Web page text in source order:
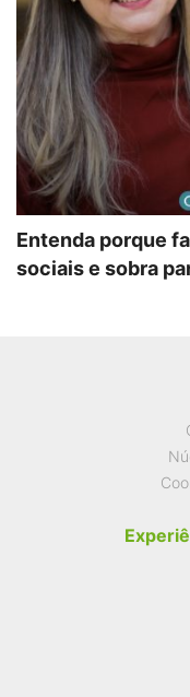
Entenda porque
sociais e sobra